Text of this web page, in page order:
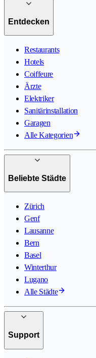
Entdecken
Restaurants
Hotels
Coiffeure
Ärzte
Elektriker
Sanitärinstallation
Garagen
Alle Kategorien
Beliebte Städte
Zürich
Genf
Lausanne
Bern
Basel
Winterthur
Lugano
Alle Städte
Support